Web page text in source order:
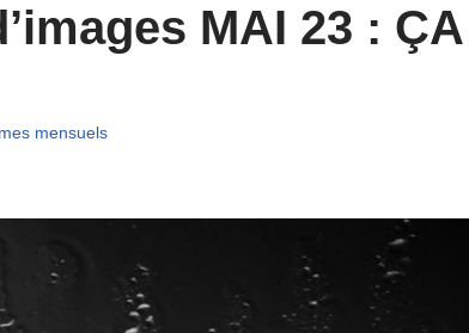
MAI 23 : ÇA
mensuels